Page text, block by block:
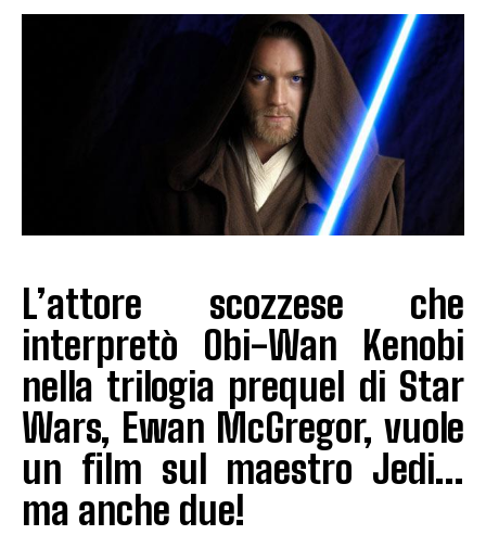
L’attore scozzese che
interpretò Obi-Wan Kenobi
nella trilogia prequel di Star
Wars, Ewan McGregor, vuole
un film sul maestro Jedi…
ma anche due!